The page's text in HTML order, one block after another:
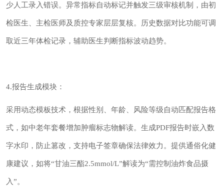
少人工录入错误。异常指标自动标记并触发三级审核机制，由初
检医生、主检医师及质控专家层层复核。历史数据对比功能可调
取近三年体检记录，辅助医生判断指标波动趋势。
4.报告生成模块：
采用动态模板技术，根据性别、年龄、风险等级自动匹配报告格
式，如中老年套餐增加肿瘤标志物解读。生成PDF报告时嵌入数
字水印，防止篡改，支持电子签章确保法律效力。提供通俗化健
康建议，如将“甘油三酯2.5mmol/L”解读为“需控制油炸食品摄
入”。